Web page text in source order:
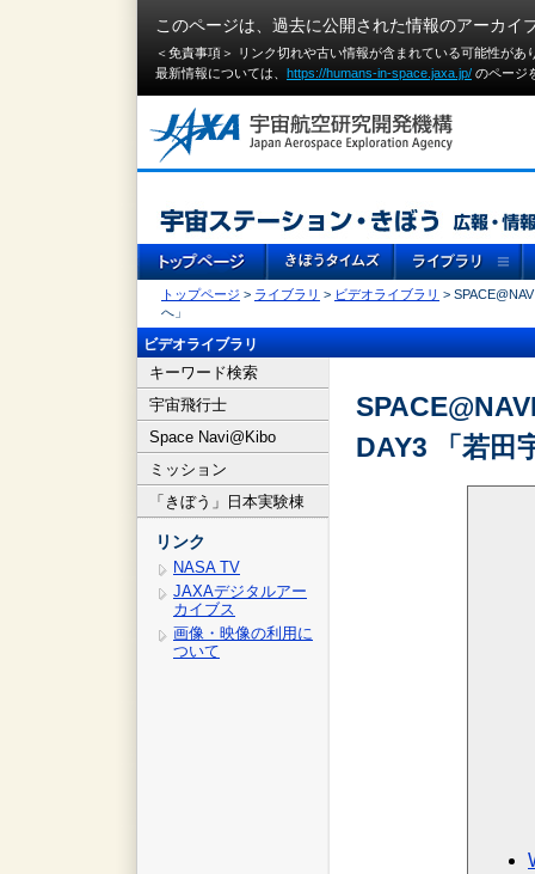
このページは、過去に公開された情報のアーカイ
＜免責事項＞ リンク切れや古い情報が含まれている可能性が
最新情報については、 https://humans-in-space.jaxa.jp/ のページ
トップページ > ライブラリ > ビデオライブラリ >
へ」
ビデオライブラリ
キーワード検索
宇宙飛行士
Space Navi@Kibo
ミッション
「きぼう」日本実験棟
リンク
NASA TV
JAXAデジタルアー
カイブス
画像・映像の利用に
ついて
DAY3 「若田